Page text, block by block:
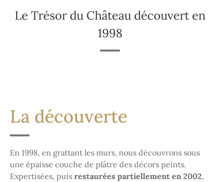
Le Trésor du Château découvert en
1998
La découverte
En 1998, en grattant les murs, nous découvrons sous
une épaisse couche de plâtre des décors peints.
Expertisées, puis restaurées partiellement en 2002,